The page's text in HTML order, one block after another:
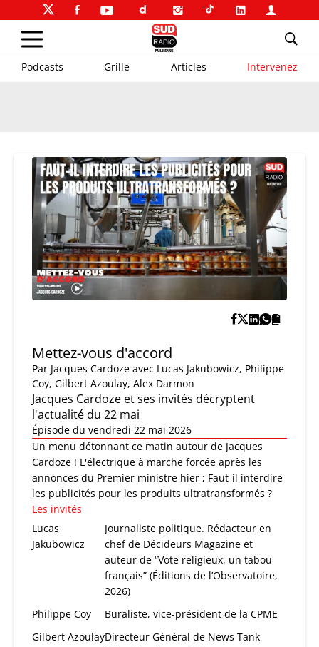
Podcasts Grille Articles Intervenez
Mettez-vous d'accord
Par Jacques Cardoze avec Lucas Jakubowicz, Philippe
Coy, Gilbert Azoulay, Alex Darmon
Jacques Cardoze et ses invités décryptent
l'actualité du 22 mai
Épisode du vendredi 22 mai 2026
Un menu détonnant ce matin autour de Jacques
Cardoze ! L'électrique à marche forcée après les
annonces du Premier ministre hier ; Faut-il interdire
les publicités pour les produits ultratransformés ?
Les invités
Lucas
Jakubowicz
Journaliste politique. Rédacteur en
chef de Décideurs Magazine et
auteur de “Vote religieux, un tabou
français” (Éditions de l’Observatoire,
2026)
Philippe Coy
Buraliste, vice-président de la CPME
Gilbert AzoulayDirecteur Général de News Tank